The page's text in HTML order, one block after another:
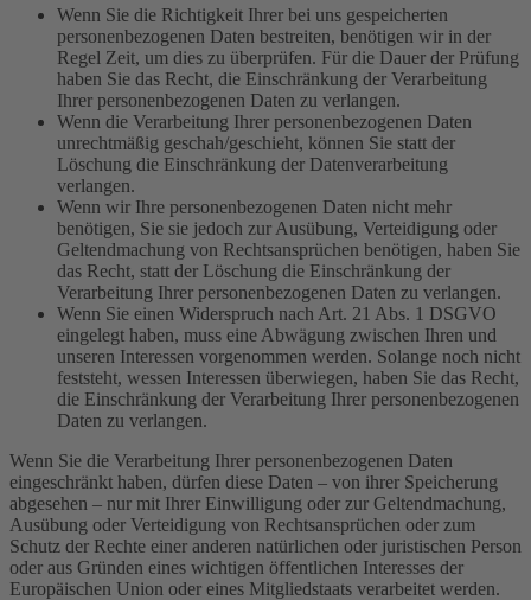
Wenn Sie die Richtigkeit Ihrer bei uns gespeicherten
personenbezogenen Daten bestreiten, benötigen wir in der
Regel Zeit, um dies zu überprüfen. Für die Dauer der Prüfung
haben Sie das Recht, die Einschränkung der Verarbeitung
Ihrer personenbezogenen Daten zu verlangen.
Wenn die Verarbeitung Ihrer personenbezogenen Daten
unrechtmäßig geschah/geschieht, können Sie statt der
Löschung die Einschränkung der Datenverarbeitung
verlangen.
Wenn wir Ihre personenbezogenen Daten nicht mehr
benötigen, Sie sie jedoch zur Ausübung, Verteidigung oder
Geltendmachung von Rechtsansprüchen benötigen, haben Sie
das Recht, statt der Löschung die Einschränkung der
Verarbeitung Ihrer personenbezogenen Daten zu verlangen.
Wenn Sie einen Widerspruch nach Art. 21 Abs. 1 DSGVO
eingelegt haben, muss eine Abwägung zwischen Ihren und
unseren Interessen vorgenommen werden. Solange noch nicht
feststeht, wessen Interessen überwiegen, haben Sie das Recht,
die Einschränkung der Verarbeitung Ihrer personenbezogenen
Daten zu verlangen.
Wenn Sie die Verarbeitung Ihrer personenbezogenen Daten
eingeschränkt haben, dürfen diese Daten – von ihrer Speicherung
abgesehen – nur mit Ihrer Einwilligung oder zur Geltendmachung,
Ausübung oder Verteidigung von Rechtsansprüchen oder zum
Schutz der Rechte einer anderen natürlichen oder juristischen Person
oder aus Gründen eines wichtigen öffentlichen Interesses der
Europäischen Union oder eines Mitgliedstaats verarbeitet werden.